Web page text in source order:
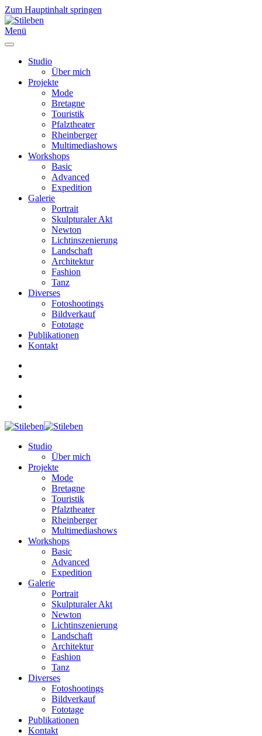
Zum Hauptinhalt springen
Menü
Studio
Über mich
Projekte
Mode
Bretagne
Touristik
Pfalztheater
Rheinberger
Multimediashows
Workshops
Basic
Advanced
Expedition
Galerie
Portrait
Skulpturaler Akt
Newton
Lichtinszenierung
Landschaft
Architektur
Fashion
Tanz
Diverses
Fotoshootings
Bildverkauf
Fototage
Publikationen
Kontakt
Studio
Über mich
Projekte
Mode
Bretagne
Touristik
Pfalztheater
Rheinberger
Multimediashows
Workshops
Basic
Advanced
Expedition
Galerie
Portrait
Skulpturaler Akt
Newton
Lichtinszenierung
Landschaft
Architektur
Fashion
Tanz
Diverses
Fotoshootings
Bildverkauf
Fototage
Publikationen
Kontakt